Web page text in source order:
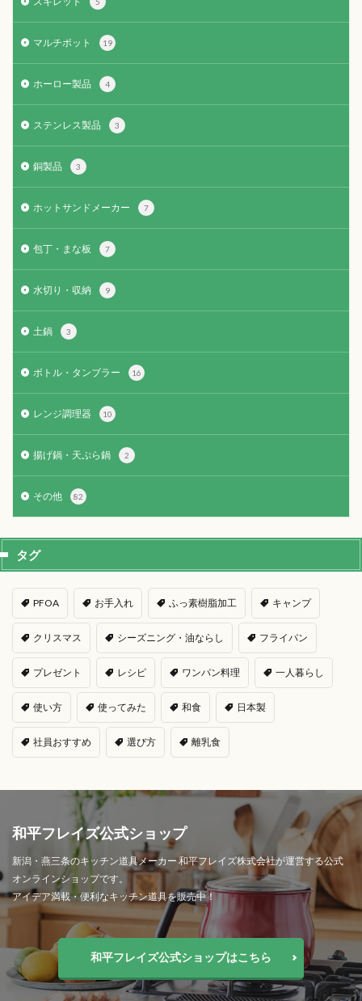
マルチポット 19
ホーロー製品 4
ステンレス製品 3
銅製品 3
ホットサンドメーカー 7
包丁・まな板 7
水切り・収納 9
土鍋 3
ボトル・タンブラー 16
レンジ調理器 10
揚げ鍋・天ぷら鍋 2
その他 82
タグ
PFOA お手入れ ふっ素樹脂加工 キャンプ
クリスマス シーズニング・油ならし フライパン
プレゼント レシピ ワンパン料理 一人暮らし
使い方 使ってみた 和食 日本製
社員おすすめ 選び方 離乳食
和平フレイズ公式ショップ
新潟・燕三条のキッチン道具メーカー 和平フレイズ株式会社が運営する公式
オンラインショップです。
アイデア満載・便利なキッチン道具を販売中！
和平フレイズ公式ショップはこちら